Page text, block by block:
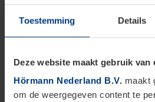
Toestemming Details
Deze website maakt gebruik van
Hörmann Nederland B.V. maakt
om de weergegeven content te
om de garagedeur aan
persoonlijke voorkeuren.